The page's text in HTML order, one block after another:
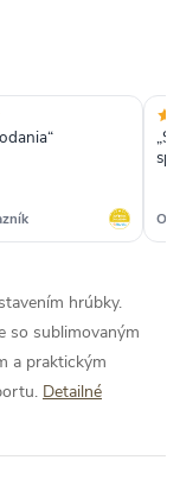
„S
hrúbky.
so sublimovaným
a praktickým
Detailné